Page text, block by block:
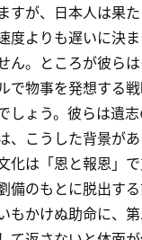
すが、日本人は果
度よりも遅いに決
ん。ところが彼ら
で物事を発想する
しょう。彼らは遺
、こうした背景があ
化は「恩と報恩」
備のもとに脱出す
もかけぬ助命に、